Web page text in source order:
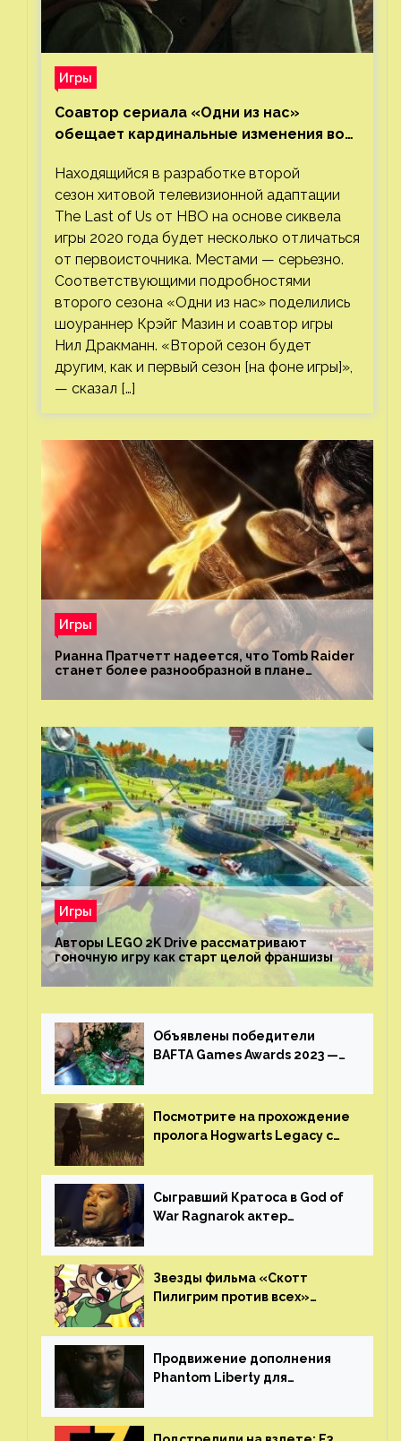
Игры
Соавтор сериала «Одни из нас»
обещает кардинальные изменения во
Находящийся в разработке второй
сезон хитовой телевизионной адаптации
The Last of Us от HBO на основе сиквела
игры 2020 года будет несколько отличаться
от первоисточника. Местами — серьезно.
Соответствующими подробностями
второго сезона «Одни из нас» поделились
шоураннер Крэйг Мазин и соавтор игры
Нил Дракманн. «Второй сезон будет
другим, как и первый сезон [на фоне игры]»,
— сказал […]
Игры
Рианна Пратчетт надеется, что Tomb Raider
станет более разнообразной в плане
репрезентации
Игры
Авторы LEGO 2K Drive рассматривают
гоночную игру как старт целой франшизы
Объявлены победители
BAFTA Games Awards 2023 —
получила шесть наград
Посмотрите на прохождение
пролога Hogwarts Legacy с
GamesVoice показала первые
результаты своего труда
Сыгравший Кратоса в God of
War Ragnarok актер
игроков прекратить
консольные войны
Звезды фильма «Скотт
Пилигрим против всех»
аниме от Netflix
Продвижение дополнения
Phantom Liberty для
июне